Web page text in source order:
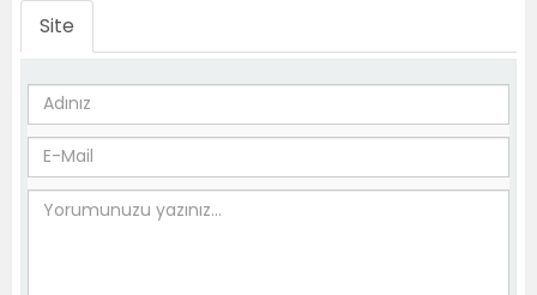
Site